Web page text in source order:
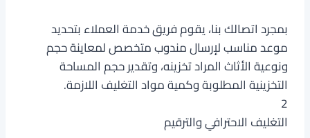
بمجرد اتصالك بنا، يقوم فريق خدمة العملاء بتحديد
موعد مناسب لإرسال مندوب متخصص لمعاينة حجم
ونوعية الأثاث المراد تخزينه، وتقدير حجم المساحة
التخزينية المطلوبة وكمية مواد التغليف اللازمة.
2
التغليف الاحترافي والترقيم